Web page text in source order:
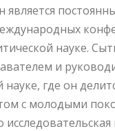
является
науке.
и
науке, где он
с молодыми
исследовательская